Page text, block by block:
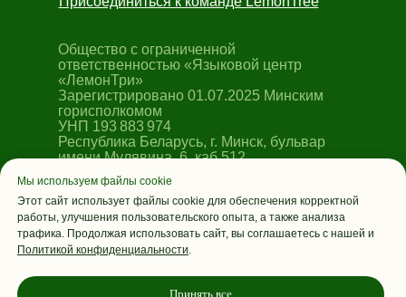
Мы используем файлы cookie
Этот сайт использует файлы cookie для обеспечения корректной
работы, улучшения пользовательского опыта, а также анализа
трафика. Продолжая использовать сайт, вы соглашаетесь с нашей и
Политикой конфиденциальности.
Принять все
© 2026, Все права защищены
Общество с ограниченной
ответственностью «Языковой центр
«ЛемонТри»
Зарегистрировано 01.07.2025 Минским
горисполкомом
УНП 193 883 974
Республика Беларусь, г. Минск, бульвар
имени Мулявина, 6, каб.512